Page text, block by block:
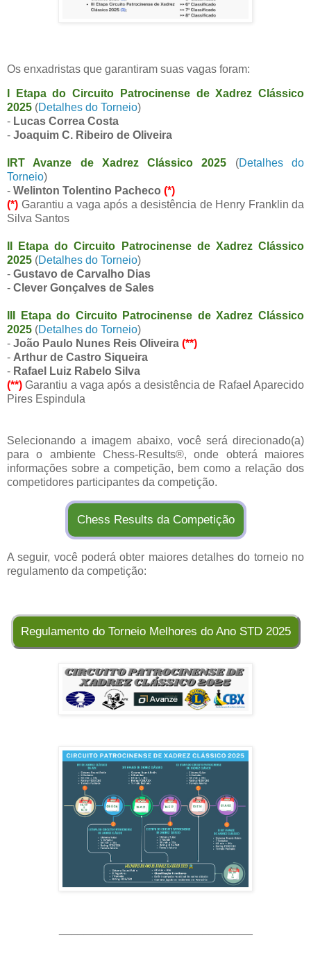
Os enxadristas que garantiram suas vagas foram:
I Etapa do Circuito Patrocinense de Xadrez Clássico
2025 (Detalhes do Torneio)
- Lucas Correa Costa
- Joaquim C. Ribeiro de Oliveira
IRT Avanze de Xadrez Clássico 2025 (Detalhes do
Torneio)
- Welinton Tolentino Pacheco (*)
(*) Garantiu a vaga após a desistência de Henry Franklin da
Silva Santos
II Etapa do Circuito Patrocinense de Xadrez Clássico
2025 (Detalhes do Torneio)
- Gustavo de Carvalho Dias
- Clever Gonçalves de Sales
III Etapa do Circuito Patrocinense de Xadrez Clássico
2025 (Detalhes do Torneio)
- João Paulo Nunes Reis Oliveira (**)
- Arthur de Castro Siqueira
- Rafael Luiz Rabelo Silva
(**) Garantiu a vaga após a desistência de Rafael Aparecido
Pires Espindula
Selecionando a imagem abaixo, você será direcionado(a)
para o ambiente Chess-Results®, onde obterá maiores
informações sobre a competição, bem como a relação dos
competidores participantes da competição.
Chess Results da Competição
A seguir, você poderá obter maiores detalhes do torneio no
regulamento da competição:
Regulamento do Torneio Melhores do Ano STD 2025